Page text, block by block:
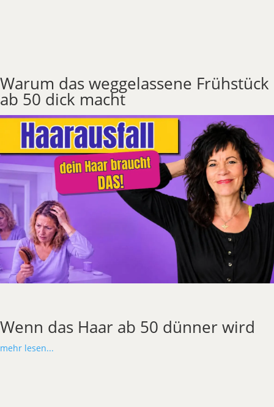
Warum das weggelassene Frühstück
ab 50 dick macht
mehr lesen...
Wenn das Haar ab 50 dünner wird
mehr lesen...